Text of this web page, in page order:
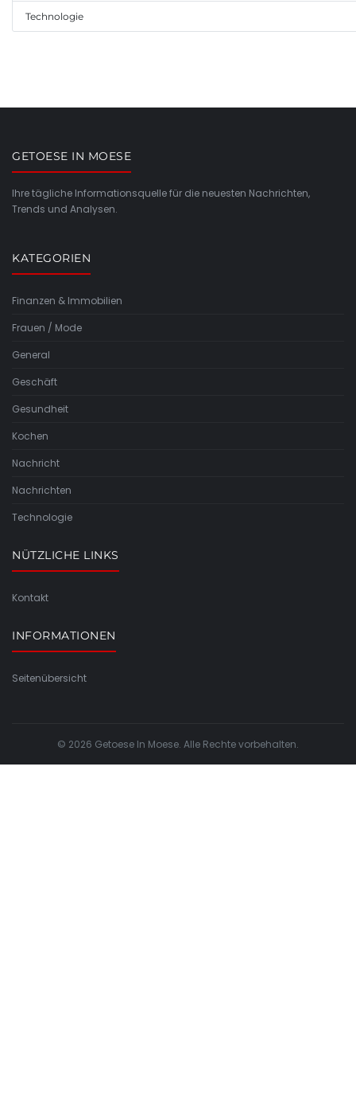
Technologie
GETOESE IN MOESE
Ihre tägliche Informationsquelle für die neuesten Nachrichten,
Trends und Analysen.
KATEGORIEN
Finanzen & Immobilien
Frauen / Mode
General
Geschäft
Gesundheit
Kochen
Nachricht
Nachrichten
Technologie
NÜTZLICHE LINKS
Kontakt
INFORMATIONEN
Seitenübersicht
© 2026 Getoese In Moese. Alle Rechte vorbehalten.